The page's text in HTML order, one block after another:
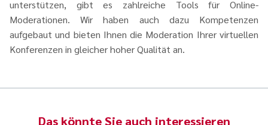
unterstützen, gibt es zahlreiche Tools für Online-
Moderationen. Wir haben auch dazu Kompetenzen
aufgebaut und bieten Ihnen die Moderation Ihrer virtuellen
Konferenzen in gleicher hoher Qualität an.
Das könnte Sie auch interessieren